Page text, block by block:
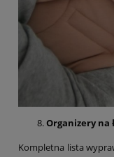
Organizery na
Kompletna lista